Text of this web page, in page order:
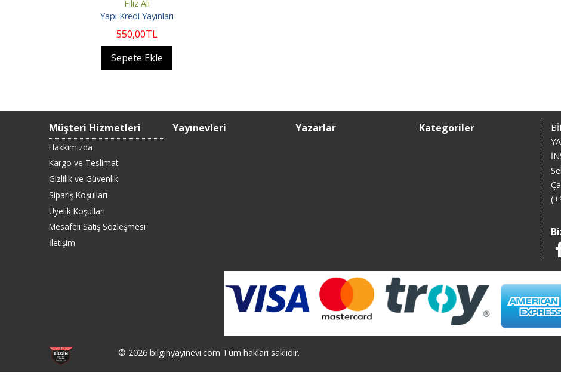
Filiz Ali
Yapı Kredi Yayınları
550,00TL
Sepete Ekle
Müşteri Hizmetleri
Hakkımızda
Kargo ve Teslimat
Gizlilik ve Güvenlik
Sipariş Koşulları
Üyelik Koşulları
Mesafeli Satış Sözleşmesi
İletişim
Yayınevleri Yazarlar Kategoriler
© 2026 bilginyayinevi.com Tüm hakları saklıdır.